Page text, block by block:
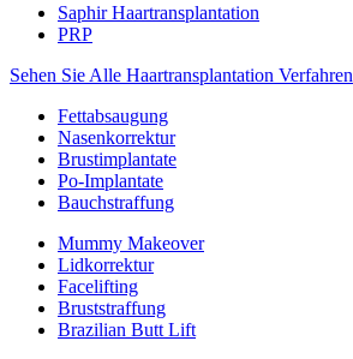
Saphir Haartransplantation
PRP
Sehen Sie Alle Haartransplantation Verfahren
Fettabsaugung
Nasenkorrektur
Brustimplantate
Po-Implantate
Bauchstraffung
Mummy Makeover
Lidkorrektur
Facelifting
Bruststraffung
Brazilian Butt Lift